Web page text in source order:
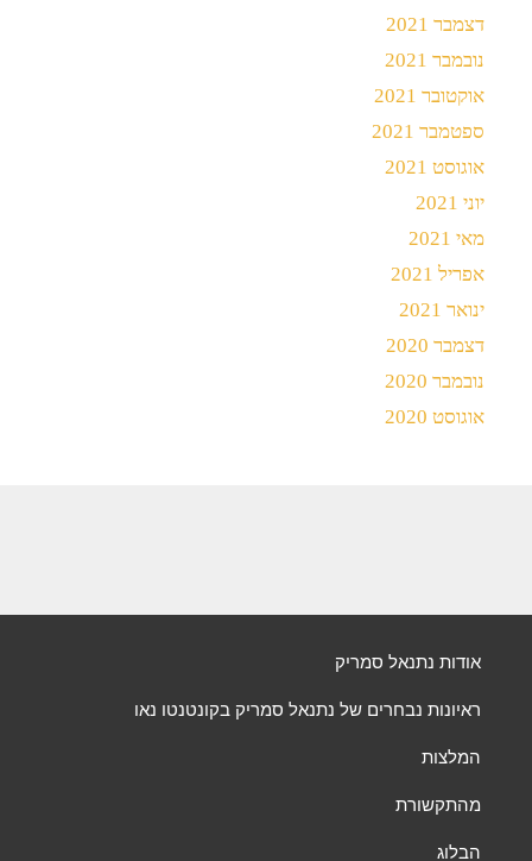
דצמבר 2021
נובמבר 2021
אוקטובר 2021
ספטמבר 2021
אוגוסט 2021
יוני 2021
מאי 2021
אפריל 2021
ינואר 2021
דצמבר 2020
נובמבר 2020
אוגוסט 2020
אודות נתנאל סמריק
ראיונות נבחרים של נתנאל סמריק בקונטנטו נאו
המלצות
מהתקשורת
הבלוג